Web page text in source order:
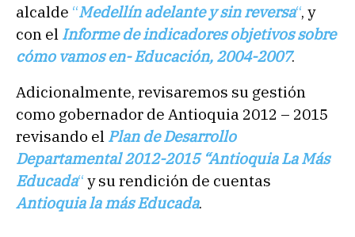
alcalde “Medellín adelante y sin reversa“, y
con el Informe de indicadores objetivos sobre
cómo vamos en- Educación, 2004-2007.
Adicionalmente, revisaremos su gestión
como gobernador de Antioquia 2012 – 2015
revisando el Plan de Desarrollo
Departamental 2012-2015 “Antioquia La Más
Educada“ y su rendición de cuentas
Antioquia la más Educada.